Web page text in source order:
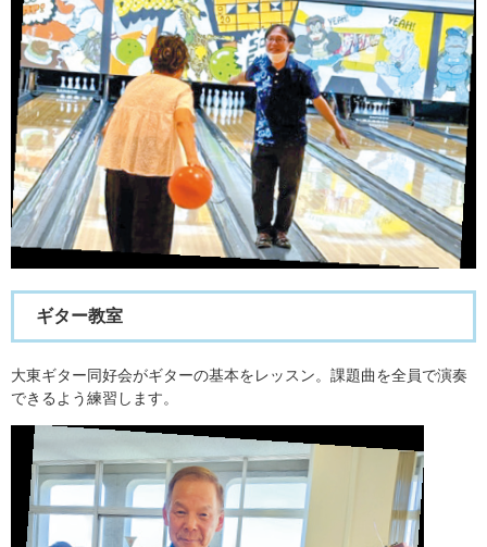
ギター教室
大東ギター同好会がギターの基本をレッスン。課題曲を全員で演奏
できるよう練習します。